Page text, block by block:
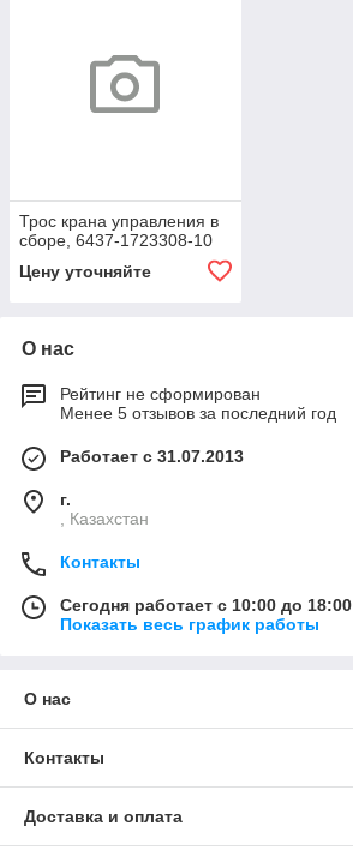
Трос крана управления в
сборе, 6437-1723308-10
Цену уточняйте
О нас
Рейтинг не сформирован
Менее 5 отзывов за последний год
Работает с 31.07.2013
г.
, Казахстан
Контакты
Сегодня работает с 10:00 до 18:00
Показать весь график работы
О нас
Контакты
Доставка и оплата